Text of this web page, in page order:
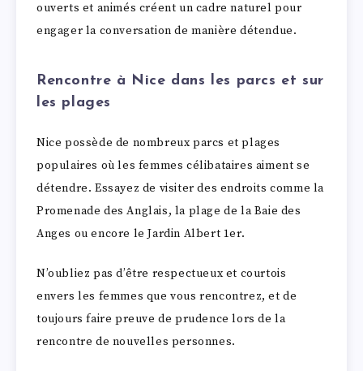
ouverts et animés créent un cadre naturel pour
engager la conversation de manière détendue.
Rencontre à Nice dans les parcs et sur
les plages
Nice possède de nombreux parcs et plages
populaires où les femmes célibataires aiment se
détendre. Essayez de visiter des endroits comme la
Promenade des Anglais, la plage de la Baie des
Anges ou encore le Jardin Albert 1er.
N’oubliez pas d’être respectueux et courtois
envers les femmes que vous rencontrez, et de
toujours faire preuve de prudence lors de la
rencontre de nouvelles personnes.